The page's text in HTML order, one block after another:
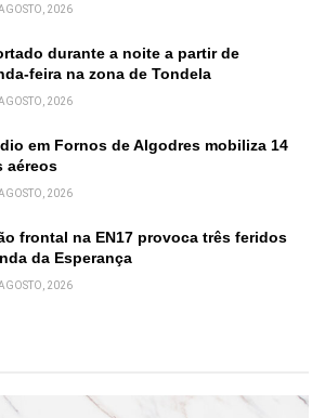
2026
durante a noite a partir de
feira na zona de Tondela
2026
em Fornos de Algodres mobiliza 14
aéreos
2026
frontal na EN17 provoca três feridos
da Esperança
2026